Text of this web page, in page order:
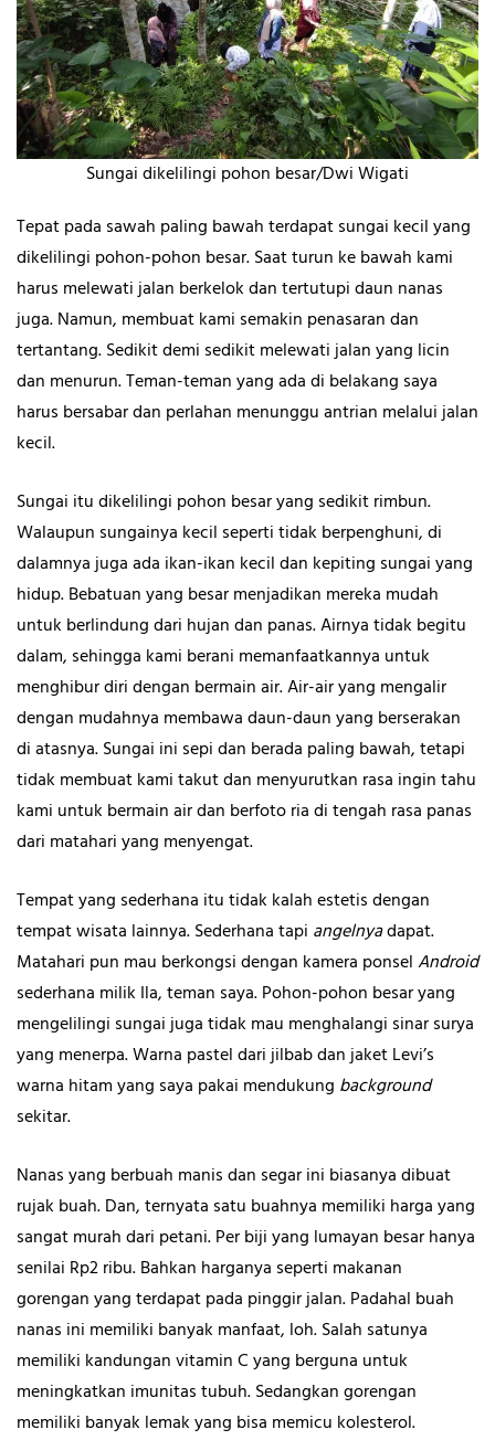
Sungai dikelilingi pohon besar/Dwi Wigati
Tepat pada sawah paling bawah terdapat sungai kecil yang
dikelilingi pohon-pohon besar. Saat turun ke bawah kami
harus melewati jalan berkelok dan tertutupi daun nanas
juga. Namun, membuat kami semakin penasaran dan
tertantang. Sedikit demi sedikit melewati jalan yang licin
dan menurun. Teman-teman yang ada di belakang saya
harus bersabar dan perlahan menunggu antrian melalui jalan
kecil.
Sungai itu dikelilingi pohon besar yang sedikit rimbun.
Walaupun sungainya kecil seperti tidak berpenghuni, di
dalamnya juga ada ikan-ikan kecil dan kepiting sungai yang
hidup. Bebatuan yang besar menjadikan mereka mudah
untuk berlindung dari hujan dan panas. Airnya tidak begitu
dalam, sehingga kami berani memanfaatkannya untuk
menghibur diri dengan bermain air. Air-air yang mengalir
dengan mudahnya membawa daun-daun yang berserakan
di atasnya. Sungai ini sepi dan berada paling bawah, tetapi
tidak membuat kami takut dan menyurutkan rasa ingin tahu
kami untuk bermain air dan berfoto ria di tengah rasa panas
dari matahari yang menyengat.
Tempat yang sederhana itu tidak kalah estetis dengan
tempat wisata lainnya. Sederhana tapi angelnyadapat.
Matahari pun mau berkongsi dengan kamera ponselAndroid
sederhana milik Ila, teman saya. Pohon-pohon besar yang
mengelilingi sungai juga tidak mau menghalangi sinar surya
yang menerpa. Warna pastel dari jilbab dan jaket Levi’s
warna hitam yang saya pakai mendukung background
sekitar.
Nanas yang berbuah manis dan segar ini biasanya dibuat
rujak buah. Dan, ternyata satu buahnya memiliki harga yang
sangat murah dari petani. Per biji yang lumayan besar hanya
senilai Rp2 ribu. Bahkan harganya seperti makanan
gorengan yang terdapat pada pinggir jalan. Padahal buah
nanas ini memiliki banyak manfaat, loh. Salah satunya
memiliki kandungan vitamin C yang berguna untuk
meningkatkan imunitas tubuh. Sedangkan gorengan
memiliki banyak lemak yang bisa memicu kolesterol.